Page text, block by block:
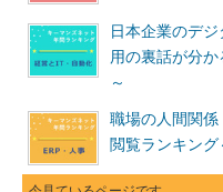
日本企業のデ
用の裏話が分
～
職場の人間関
閲覧ランキング